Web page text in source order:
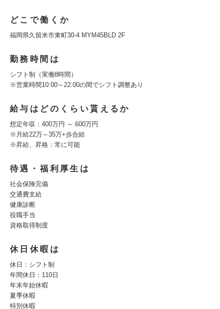
どこで働くか
福岡県久留米市東町30-4 MYM45BLD 2F
勤務時間は
シフト制（実働8時間）
※営業時間10:00～22:00の間でシフト調整あり
給与はどのくらい貰えるか
想定年収：400万円 ～ 600万円
※月給22万～35万+歩合給
※昇給、昇格：常に可能
待遇・福利厚生は
社会保険完備
交通費支給
健康診断
役職手当
資格取得制度
休日休暇は
休日：シフト制
年間休日：110日
年末年始休暇
夏季休暇
特別休暇